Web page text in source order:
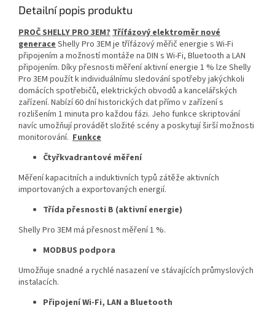
Detailní popis produktu
PROČ SHELLY PRO 3EM?Třífázový elektroměr nové
generaceShelly Pro 3EM je třífázový měřič energie s Wi-Fi
připojením a možností montáže na DIN s Wi-Fi, Bluetooth a LAN
připojením. Díky přesnosti měření aktivní energie 1 % lze Shelly
Pro 3EM použít k individuálnímu sledování spotřeby jakýchkoli
domácích spotřebičů, elektrických obvodů a kancelářských
zařízení. Nabízí 60 dní historických dat přímo v zařízení s
rozlišením 1 minuta pro každou fázi. Jeho funkce skriptování
navíc umožňují provádět složité scény a poskytují širší možnosti
monitorování. Funkce
Čtyřkvadrantové měření
Měření kapacitních a induktivních typů zátěže aktivních
importovaných a exportovaných energií.
Třída přesnosti B (aktivní energie)
Shelly Pro 3EM má přesnost měření 1 %.
MODBUS podpora
Umožňuje snadné a rychlé nasazení ve stávajících průmyslových
instalacích.
Připojení Wi-Fi, LAN a Bluetooth